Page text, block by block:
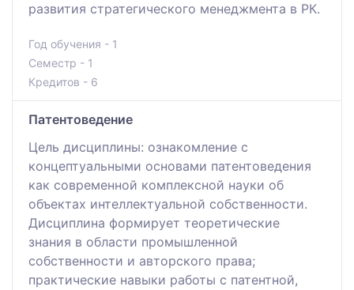
развития стратегического менеджмента в РК.
Год обучения - 1
Семестр - 1
Кредитов - 6
Патентоведение
Цель дисциплины: ознакомление с
концептуальными основами патентоведения
как современной комплексной науки об
объектах интеллектуальной собственности.
Дисциплина формирует теоретические
знания в области промышленной
собственности и авторского права;
практические навыки работы с патентной,